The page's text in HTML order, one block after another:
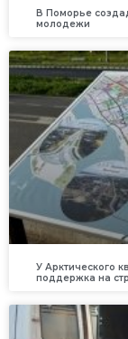
В Поморье
молодежи
У Арктического
поддержка на